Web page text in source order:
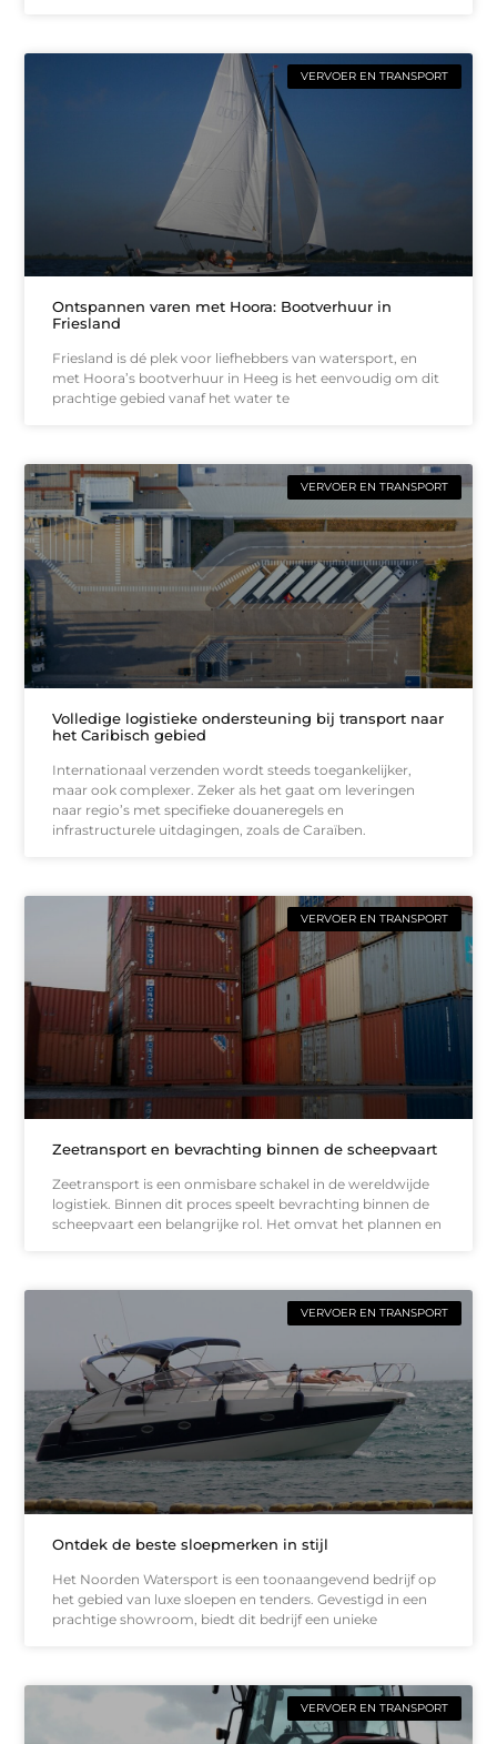
VERVOER EN TRANSPORT
Ontspannen varen met Hoora: Bootverhuur in
Friesland
Friesland is dé plek voor liefhebbers van watersport, en
met Hoora’s bootverhuur in Heeg is het eenvoudig om dit
prachtige gebied vanaf het water te
VERVOER EN TRANSPORT
Volledige logistieke ondersteuning bij transport naar
het Caribisch gebied
Internationaal verzenden wordt steeds toegankelijker,
maar ook complexer. Zeker als het gaat om leveringen
naar regio’s met specifieke douaneregels en
infrastructurele uitdagingen, zoals de Caraïben.
VERVOER EN TRANSPORT
Zeetransport en bevrachting binnen de scheepvaart
Zeetransport is een onmisbare schakel in de wereldwijde
logistiek. Binnen dit proces speelt bevrachting binnen de
scheepvaart een belangrijke rol. Het omvat het plannen en
VERVOER EN TRANSPORT
Ontdek de beste sloepmerken in stijl
Het Noorden Watersport is een toonaangevend bedrijf op
het gebied van luxe sloepen en tenders. Gevestigd in een
prachtige showroom, biedt dit bedrijf een unieke
VERVOER EN TRANSPORT